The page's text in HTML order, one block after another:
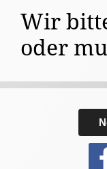
Wir
oder